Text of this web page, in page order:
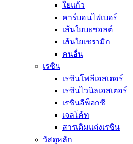
ใยแก้ว
คาร์บอนไฟเบอร์
เส้นใยบะซอลต์
เส้นใยเซรามิก
คนอื่น
เรซิน
เรซินโพลีเอสเตอร์
เรซินไวนิลเอสเตอร์
เรซินอีพ็อกซี
เจลโค้ท
สารเติมแต่งเรซิน
วัสดุหลัก